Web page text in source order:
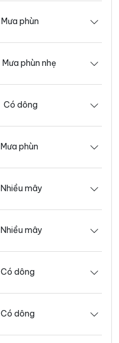
Mưa phùn
Mưa phùn nhẹ
Có dông
Mưa phùn
Nhiều mây
Nhiều mây
Có dông
Có dông